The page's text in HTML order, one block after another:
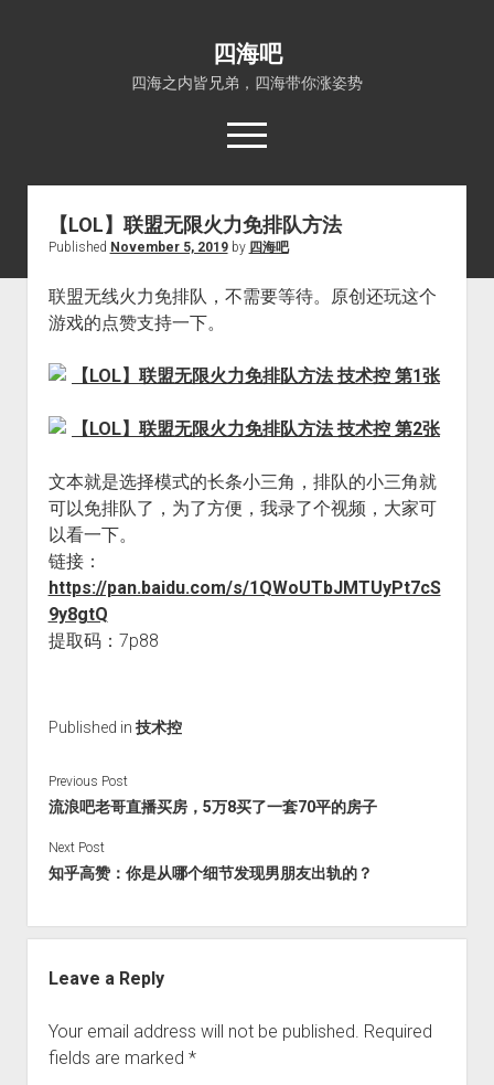
四海吧
四海之内皆兄弟，四海带你涨姿势
open
menu
首页
四海知识
menu
涨姿势
技术控
福利福利
电影推荐
火星情报局
四海
关于四海吧
算娘区块链
【LOL】联盟无限火力免排队方法
Published November 5, 2019by 四海吧
联盟无线火力免排队，不需要等待。原创还玩这个
游戏的点赞支持一下。
文本就是选择模式的长条小三角，排队的小三角就
可以免排队了，为了方便，我录了个视频，大家可
以看一下。
链接：
https://pan.baidu.com/s/1QWoUTbJMTUyPt7cS
9y8gtQ
提取码：7p88
Published in 技术控
Previous Post
流浪吧老哥直播买房，5万8买了一套70平的房子
Next Post
知乎高赞：你是从哪个细节发现男朋友出轨的？
Leave a Reply
Your email address will not be published. Required
fields are marked *